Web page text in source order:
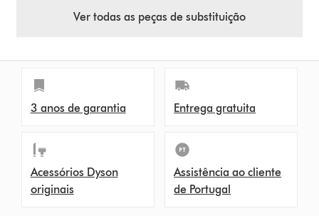
Ver todas as peças de substituição
3 anos de garantia Entrega gratuita
Acessórios Dyson
originais
Assistência ao cliente
de Portugal